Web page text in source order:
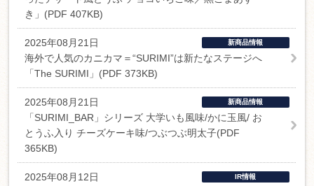
き」(PDF 407KB)
2025年08月21日 新商品情報
海外で人気のカニカマ＝“SURIMI”は新たなステージへ
「The SURIMI」(PDF 373KB)
2025年08月21日 新商品情報
「SURIMI_BAR」シリーズ 大学いも風味/かに玉風/ お
とうふ入り チーズケーキ味/つぶつぶ明太子(PDF
365KB)
2025年08月12日 IR情報